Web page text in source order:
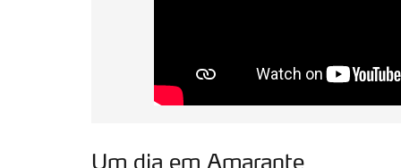
Um dia em Amarante